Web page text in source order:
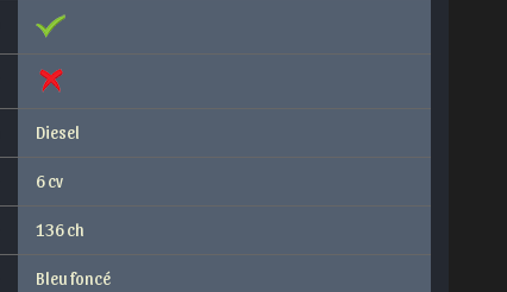
Diesel
6 cv
136 ch
Bleu foncé